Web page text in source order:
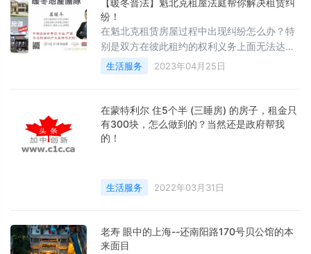
【暖冬普法】魁北克租屋法庭帮你解决租赁纠
纷！
在魁北克租赁房屋过程中出现纠纷怎么办？特
别是双方在彼此租约的权利义务上面无法达成
一致时，该怎样处理呢？
生活服务 2023年04月25日
在蒙特利尔 住5个半 (三睡房) 的房子，租金只
有300块，怎么做到的？当然还是政府帮我
的！
生活服务 2022年03月31日
老寿 眼中的上海--还南阳路170号贝公馆的本
来面目